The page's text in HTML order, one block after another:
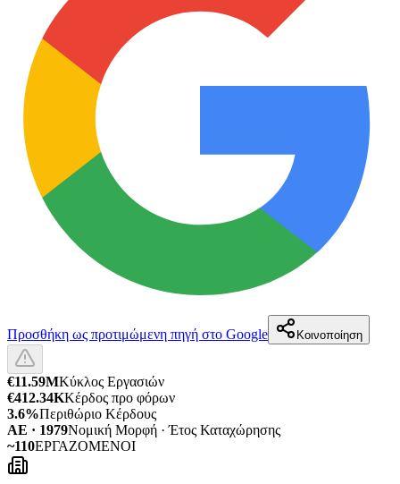
Προσθήκη ως προτιμώμενη πηγή στο Google Κοινοποίηση
€11.59MΚύκλος Εργασιών
€412.34KΚέρδος προ φόρων
3.6%Περιθώριο Κέρδους
ΑΕ · 1979Νομική Μορφή · Έτος Καταχώρησης
~110ΕΡΓΑΖΟΜΕΝΟΙ